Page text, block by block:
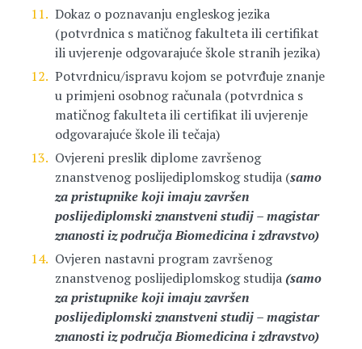
Dokaz o poznavanju engleskog jezika
(potvrdnica s matičnog fakulteta ili certifikat
ili uvjerenje odgovarajuće škole stranih jezika)
Potvrdnicu/ispravu kojom se potvrđuje znanje
u primjeni osobnog računala (potvrdnica s
matičnog fakulteta ili certifikat ili uvjerenje
odgovarajuće škole ili tečaja)
Ovjereni preslik diplome završenog
znanstvenog poslijediplomskog studija (samo
za pristupnike koji imaju završen
poslijediplomski znanstveni studij – magistar
znanosti iz područja Biomedicina i zdravstvo)
Ovjeren nastavni program završenog
znanstvenog poslijediplomskog studija (samo
za pristupnike koji imaju završen
poslijediplomski znanstveni studij – magistar
znanosti iz područja Biomedicina i zdravstvo)